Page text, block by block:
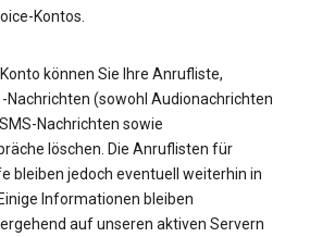
Kontos.
können Sie Ihre Anrufliste,
Nachrichten (sowohl Audionachrichten
Nachrichten sowie
löschen. Die Anruflisten für
bleiben jedoch eventuell weiterhin in
Informationen bleiben
auf unseren aktiven Servern